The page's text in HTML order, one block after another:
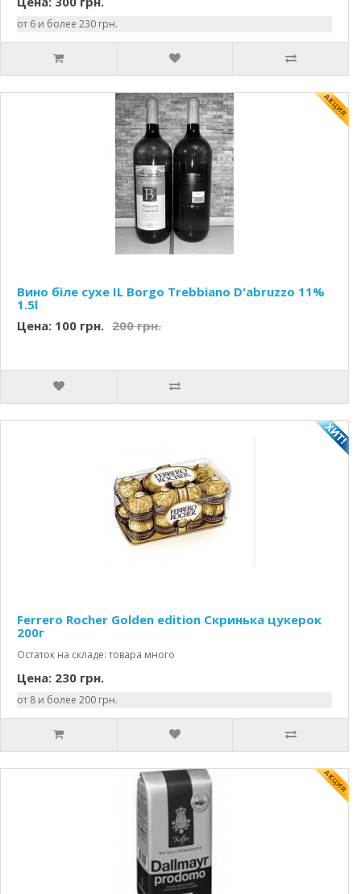
от 6 и более 230 грн.
Вино біле сухе IL Borgo Trebbiano D'abruzzo 11%
1.5l
Цена: 100 грн. 200 грн.
Ferrero Rocher Golden edition Скринька цукерок
200г
Остаток на складе: товара много
Цена: 230 грн.
от 8 и более 200 грн.